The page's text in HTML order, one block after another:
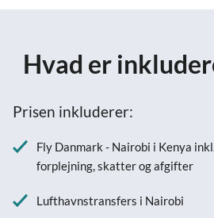
Hvad er
Prisen inkluderer:
Fly Danmark - Nairobi i Kenya
forplejning, skatter og afgifter
Lufthavnstransfers i Nairobi